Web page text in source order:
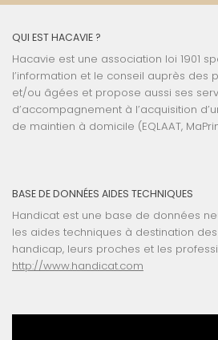
QUI EST HACAVIE ?
Hacavie est une association loi 1901
l’information et le conseil auprès des
et/ou âgées et propose aussi ses
d’accompagnement à l’acquisition
de maintien à domicile (EQLAAT,
BASE DE DONNÉES AIDES TECHNIQUES
Handicat est une base de données
les aides techniques à destination
handicap, leurs proches et les
http://www.handicat.com